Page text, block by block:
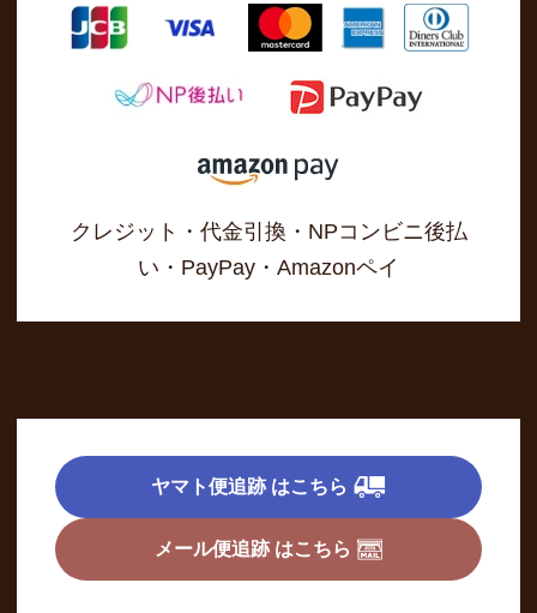
クレジット・代金引換・NPコンビニ後払
い・PayPay・Amazonペイ
ヤマト便追跡 はこちら
メール便追跡 はこちら